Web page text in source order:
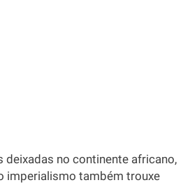
deixadas no continente africano,
imperialismo também trouxe